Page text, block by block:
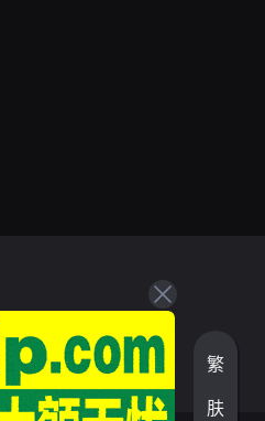
繁
肤